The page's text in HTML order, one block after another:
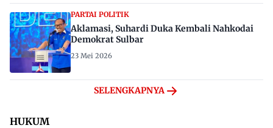
PARTAI POLITIK
Aklamasi, Suhardi Duka Kembali Nahkodai
Demokrat Sulbar
23 Mei 2026
SELENGKAPNYA
HUKUM